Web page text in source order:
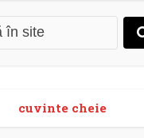
cuvinte cheie